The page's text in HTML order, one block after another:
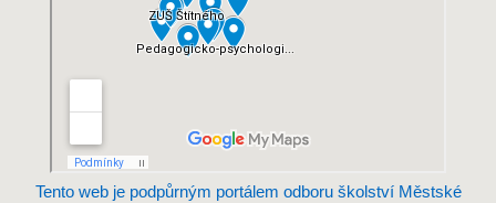
Tento web je podpůrným portálem odboru školství Městské